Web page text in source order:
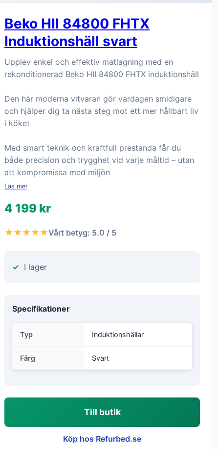
Beko HII 84800 FHTX
Induktionshäll svart
Upplev enkel och effektiv matlagning med en
rekonditionerad Beko HII 84800 FHTX induktionshäll
Den här moderna vitvaran gör vardagen smidigare
och hjälper dig ta nästa steg mot ett mer hållbart liv
i köket
Med smart teknik och kraftfull prestanda får du
både precision och trygghet vid varje måltid – utan
att kompromissa med miljön
Läs mer
4 199 kr
★★★★★Vårt betyg: 5.0 / 5
I lager
Specifikationer
Typ Induktionshällar
Färg Svart
Till butik
Köp hos Refurbed.se